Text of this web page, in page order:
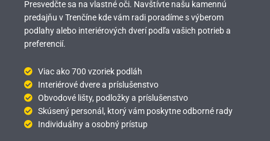
Presvedčte sa na vlastné oči. Navštívte našu kamennú
predajňu v Trenčíne kde vám radi poradíme s výberom
podlahy alebo interiérových dverí podľa vašich potrieb a
preferencií.
Viac ako 700 vzoriek podláh
Interiérové dvere a príslušenstvo
Obvodové lišty, podložky a príslušenstvo
Skúsený personál, ktorý vám poskytne odborné rady
Individuálny a osobný prístup